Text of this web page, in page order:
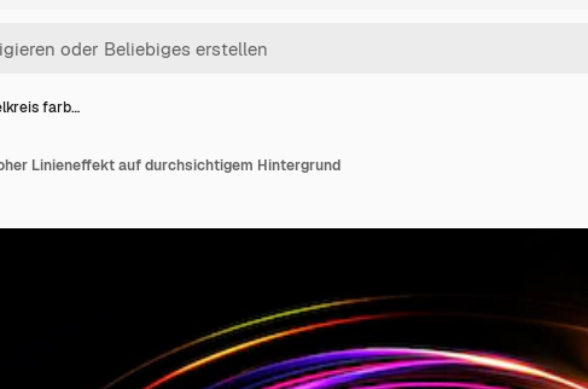
farb…
Linieneffekt auf durchsichtigem Hintergrund